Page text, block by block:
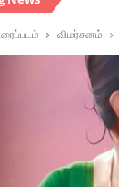
விமர்சனம்